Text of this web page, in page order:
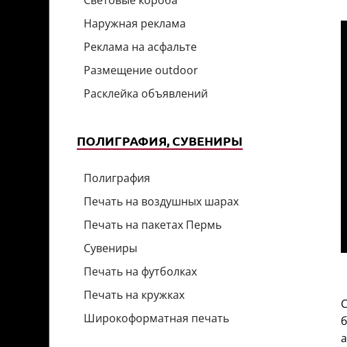
Наружная реклама
Реклама на асфальте
Размещение outdoor
Расклейка объявлений
ПОЛИГРАФИЯ, СУВЕНИРЫ
Полиграфия
Печать на воздушных шарах
Печать на пакетах Пермь
Сувениры
Печать на футболках
Печать на кружках
Широкоформатная печать